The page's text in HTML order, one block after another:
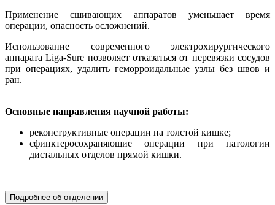
Применение сшивающих аппаратов уменьшает время
операции, опасность осложнений.
Использование современного электрохирургического
аппарата Liga-Sure позволяет отказаться от перевязки сосудов
при операциях, удалить геморроидальные узлы без швов и
ран.
Основные направления научной работы:
реконструктивные операции на толстой кишке;
сфинктеросохраняющие операции при патологии
дистальных отделов прямой кишки.
Подробнее об отделении